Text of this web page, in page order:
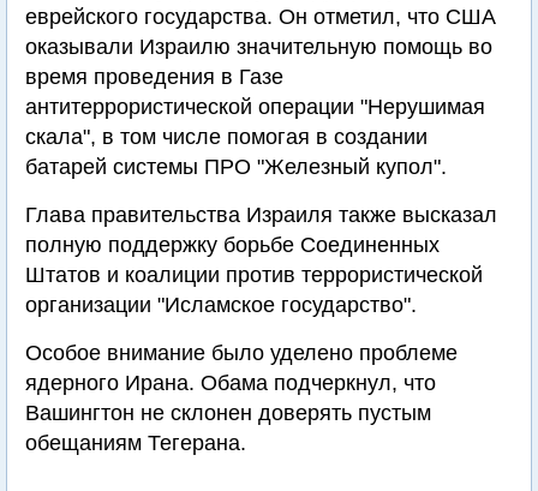
еврейского государства. Он отметил, что США
оказывали Израилю значительную помощь во
время проведения в Газе
антитеррористической операции "Нерушимая
скала", в том числе помогая в создании
батарей системы ПРО "Железный купол".
Глава правительства Израиля также высказал
полную поддержку борьбе Соединенных
Штатов и коалиции против террористической
организации "Исламское государство".
Особое внимание было уделено проблеме
ядерного Ирана. Обама подчеркнул, что
Вашингтон не склонен доверять пустым
обещаниям Тегерана.